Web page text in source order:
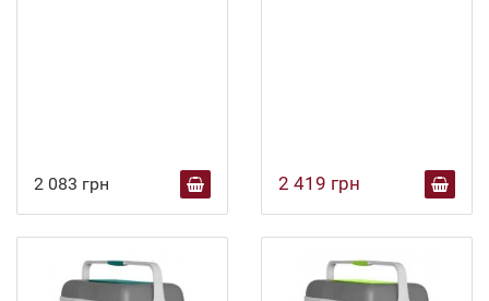
2 083 грн 2 419 грн